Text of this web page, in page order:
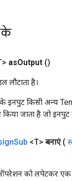
asOutput ()
लौटाता है।
इनपुट किसी अन्य
जाता है जो इनपुट
Sub <T> बनाएं (
को लपेटकर एक